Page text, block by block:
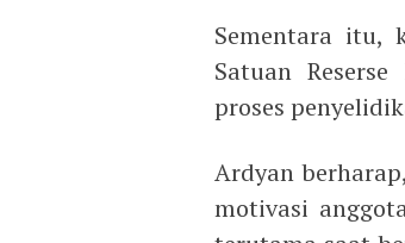
Sementara itu,
Satuan
proses
Ardyan
motivasi